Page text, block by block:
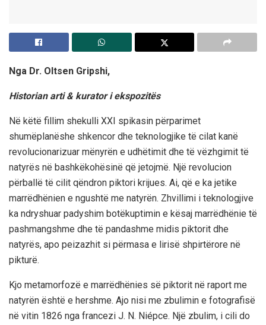
Nga Dr. Oltsen Gripshi,
Historian arti & kurator i ekspozitës
Në këtë fillim shekulli XXI spikasin përparimet
shumëplanëshe shkencor dhe teknologjike të cilat kanë
revolucionarizuar mënyrën e udhëtimit dhe të vëzhgimit të
natyrës në bashkëkohësinë që jetojmë. Një revolucion
përballë të cilit qëndron piktori krijues. Ai, që e ka jetike
marrëdhënien e ngushtë me natyrën. Zhvillimi i teknologjive
ka ndryshuar padyshim botëkuptimin e kësaj marrëdhënie të
pashmangshme dhe të pandashme midis piktorit dhe
natyrës, apo peizazhit si përmasa e lirisë shpirtërore në
pikturë.
Kjo metamorfozë e marrëdhënies së piktorit në raport me
natyrën është e hershme. Ajo nisi me zbulimin e fotografisë
në vitin 1826 nga francezi J. N. Niépce. Një zbulim, i cili do